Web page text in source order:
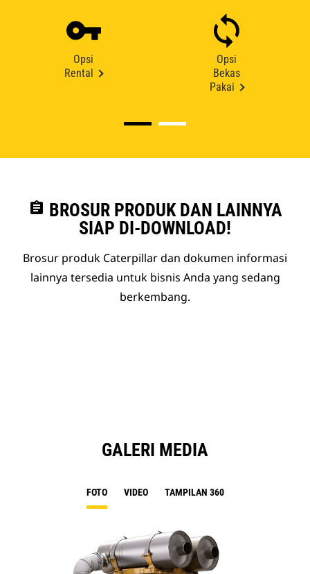
Opsi
Rental
Opsi
Bekas
Pakai
assignment BROSUR PRODUK DAN LAINNYA
SIAP DI-DOWNLOAD!
Brosur produk Caterpillar dan dokumen informasi
lainnya tersedia untuk bisnis Anda yang sedang
berkembang.
GALERI MEDIA
FOTO VIDEO TAMPILAN 360